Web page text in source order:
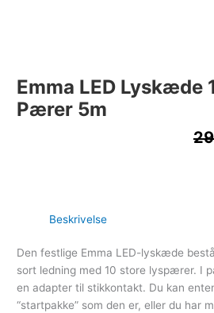
Emma LED Lyskæde
Pærer 5m
Beskrivelse
Den festlige Emma LED-lyskæde
sort ledning med 10 store lyspærer. I
en adapter til stikkontakt. Du kan
“startpakke” som den er, eller du har